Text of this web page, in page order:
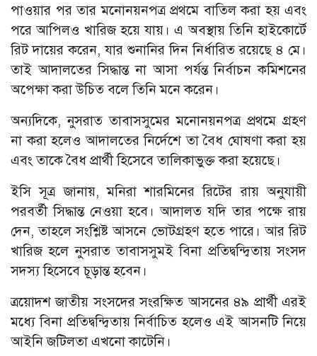
পাওয়ার পর তার মনোনয়নপত্র প্রথমে বাতিল করা হয় এবং
পরে আপিলও খারিজ হয়ে যায়। এ অবস্থায় তিনি হাইকোর্টে
রিট দায়ের করেন, যার শুনানির দিন নির্ধারিত রয়েছে ৪ মে।
তাই আদালতের সিদ্ধান্ত না আসা পর্যন্ত নির্বাচন কমিশনের
অপেক্ষা করা উচিত বলে তিনি মনে করেন।
অন্যদিকে, নুসরাত তাবাসসুমের মনোনয়নপত্র প্রথমে গ্রহণ
না করা হলেও আদালতের নির্দেশে তা বৈধ ঘোষণা করা হয়
এবং তাকে বৈধ প্রার্থী হিসেবে তালিকাভুক্ত করা হয়েছে।
ইসি সূত্র জানায়, মনিরা শারমিনের রিটের রায় অনুযায়ী
পরবর্তী সিদ্ধান্ত নেওয়া হবে। আদালত যদি তার পক্ষে রায়
দেন, তাহলে সংশ্লিষ্ট আসনে ভোটগ্রহণ হতে পারে। আর রিট
খারিজ হলে নুসরাত তাবাসসুমই বিনা প্রতিদ্বন্দ্বিতায় সংসদ
সদস্য হিসেবে চূড়ান্ত হবেন।
ত্রয়োদশ জাতীয় সংসদের সংরক্ষিত আসনের ৪৯ প্রার্থী এরই
মধ্যে বিনা প্রতিদ্বন্দ্বিতায় নির্বাচিত হলেও এই আসনটি নিয়ে
আইনি জটিলতা এখনো কাটেনি।